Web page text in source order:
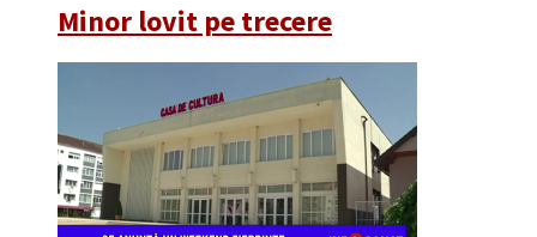
Minor lovit pe trecere